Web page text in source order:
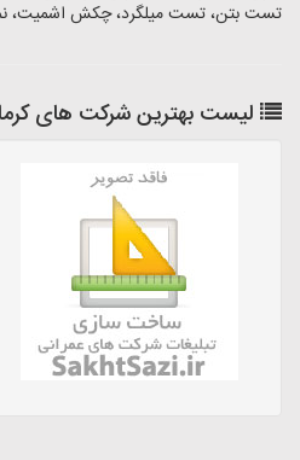
تست بتن، تست میلگرد، چکش اشمیت،
لیست بهترین شرکت های